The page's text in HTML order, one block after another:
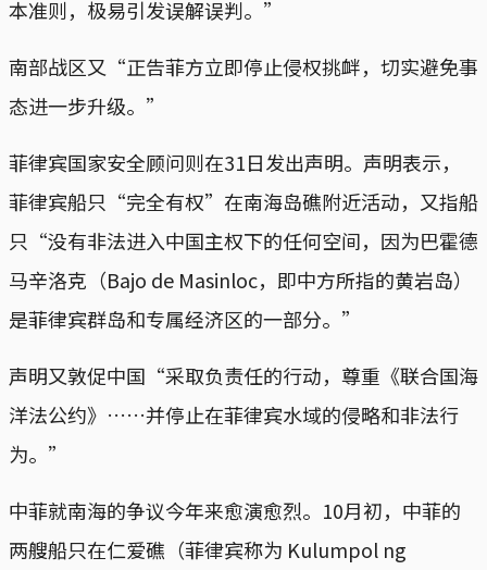
本准则，极易引发误解误判。”
南部战区又“正告菲方立即停止侵权挑衅，切实避免事
态进一步升级。”
菲律宾国家安全顾问则在31日发出声明。声明表示，
菲律宾船只“完全有权”在南海岛礁附近活动，又指船
只“没有非法进入中国主权下的任何空间，因为巴霍德
马辛洛克（Bajo de Masinloc，即中方所指的黄岩岛）
是菲律宾群岛和专属经济区的一部分。”
声明又敦促中国“采取负责任的行动，尊重《联合国海
洋法公约》……并停止在菲律宾水域的侵略和非法行
为。”
中菲就南海的争议今年来愈演愈烈。10月初，中菲的
两艘船只在仁爱礁（菲律宾称为 Kulumpol ng